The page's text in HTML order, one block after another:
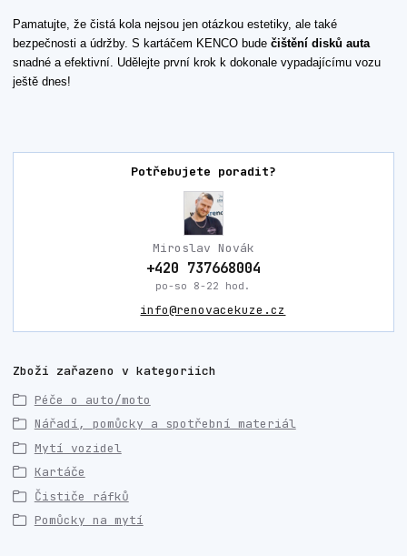
Pamatujte, že čistá kola nejsou jen otázkou estetiky, ale také
bezpečnosti a údržby. S kartáčem KENCO bude čištění disků auta
snadné a efektivní. Udělejte první krok k dokonale vypadajícímu vozu
ještě dnes!
Potřebujete poradit?
Miroslav Novák
+420 737668004
po-so 8-22 hod.
info@renovacekuze.cz
Zboží zařazeno v kategoriích
Péče o auto/moto
Nářadí, pomůcky a spotřební materiál
Mytí vozidel
Kartáče
Čističe ráfků
Pomůcky na mytí